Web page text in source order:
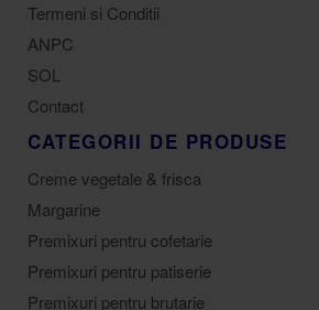
Termeni si Conditii
ANPC
SOL
Contact
CATEGORII DE PRODUSE
Creme vegetale & frisca
Margarine
Premixuri pentru cofetarie
Premixuri pentru patiserie
Premixuri pentru brutarie